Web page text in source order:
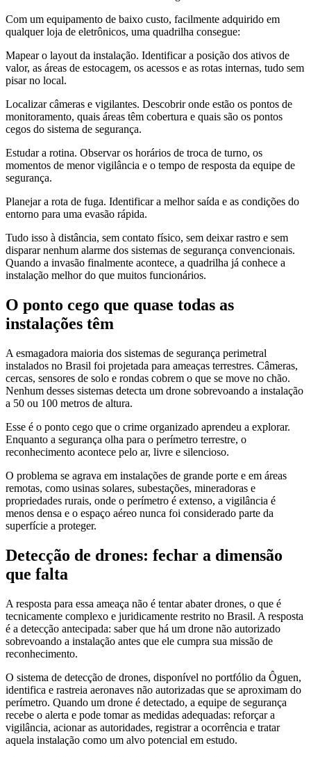
Com um equipamento de baixo custo, facilmente adquirido em
qualquer loja de eletrônicos, uma quadrilha consegue:
Mapear o layout da instalação. Identificar a posição dos ativos de
valor, as áreas de estocagem, os acessos e as rotas internas, tudo sem
pisar no local.
Localizar câmeras e vigilantes. Descobrir onde estão os pontos de
monitoramento, quais áreas têm cobertura e quais são os pontos
cegos do sistema de segurança.
Estudar a rotina. Observar os horários de troca de turno, os
momentos de menor vigilância e o tempo de resposta da equipe de
segurança.
Planejar a rota de fuga. Identificar a melhor saída e as condições do
entorno para uma evasão rápida.
Tudo isso à distância, sem contato físico, sem deixar rastro e sem
disparar nenhum alarme dos sistemas de segurança convencionais.
Quando a invasão finalmente acontece, a quadrilha já conhece a
instalação melhor do que muitos funcionários.
O ponto cego que quase todas as
instalações têm
A esmagadora maioria dos sistemas de segurança perimetral
instalados no Brasil foi projetada para ameaças terrestres. Câmeras,
cercas, sensores de solo e rondas cobrem o que se move no chão.
Nenhum desses sistemas detecta um drone sobrevoando a instalação
a 50 ou 100 metros de altura.
Esse é o ponto cego que o crime organizado aprendeu a explorar.
Enquanto a segurança olha para o perímetro terrestre, o
reconhecimento acontece pelo ar, livre e silencioso.
O problema se agrava em instalações de grande porte e em áreas
remotas, como usinas solares, subestações, mineradoras e
propriedades rurais, onde o perímetro é extenso, a vigilância é
menos densa e o espaço aéreo nunca foi considerado parte da
superfície a proteger.
Detecção de drones: fechar a dimensão
que falta
A resposta para essa ameaça não é tentar abater drones, o que é
tecnicamente complexo e juridicamente restrito no Brasil. A resposta
é a detecção antecipada: saber que há um drone não autorizado
sobrevoando a instalação antes que ele cumpra sua missão de
reconhecimento.
O sistema de detecção de drones, disponível no portfólio da Ôguen,
identifica e rastreia aeronaves não autorizadas que se aproximam do
perímetro. Quando um drone é detectado, a equipe de segurança
recebe o alerta e pode tomar as medidas adequadas: reforçar a
vigilância, acionar as autoridades, registrar a ocorrência e tratar
aquela instalação como um alvo potencial em estudo.